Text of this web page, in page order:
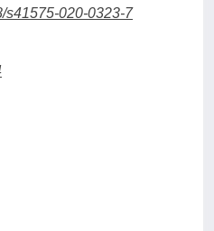
s41575-020-0323-7